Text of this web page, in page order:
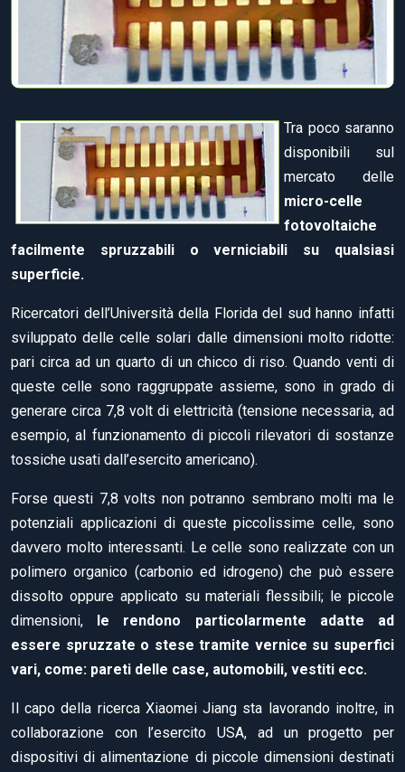
Tra poco saranno
disponibili sul
mercato delle
micro-celle
fotovoltaiche
facilmente spruzzabili o verniciabili su qualsiasi
superficie.
Ricercatori dell’Università della Florida del sud hanno infatti
sviluppato delle celle solari dalle dimensioni molto ridotte:
pari circa ad un quarto di un chicco di riso. Quando venti di
queste celle sono raggruppate assieme, sono in grado di
generare circa 7,8 volt di elettricità (tensione necessaria, ad
esempio, al funzionamento di piccoli rilevatori di sostanze
tossiche usati dall’esercito americano).
Forse questi 7,8 volts non potranno sembrano molti ma le
potenziali applicazioni di queste piccolissime celle, sono
davvero molto interessanti. Le celle sono realizzate con un
polimero organico (carbonio ed idrogeno) che può essere
dissolto oppure applicato su materiali flessibili; le piccole
dimensioni,
le rendono particolarmente adatte ad
essere spruzzate o stese tramite vernice su superfici
vari, come: pareti delle case, automobili, vestiti ecc.
Il capo della ricerca Xiaomei Jiang sta lavorando inoltre, in
collaborazione con l’esercito USA, ad un progetto per
dispositivi di alimentazione di piccole dimensioni destinati